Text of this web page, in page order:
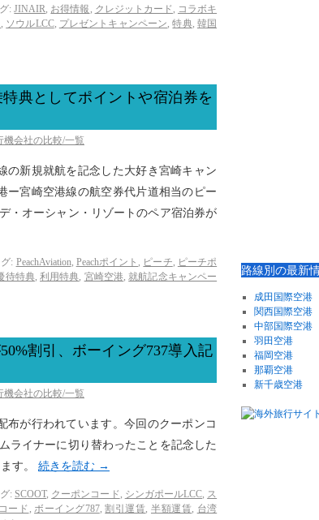
: JINAIR, お得情報 , クレジットカード, コラボキ
, ソウルLCC, プレゼントキャンペーン,特典, 韓国
典としてポイントや宿泊券を
機会社の比較/一覧
の新規就航を記念した大好き宮崎キャン
ー宮崎空港線の航空券代片道相当のピー
・オーシャン・リゾートのペア宿泊券が
: PeachAviation, Peachポイント , ピーチ, ピーチポ
待特典,利用特典, 宮崎空港,就航記念キャンペー
割引、ボーイング737導入記
機会社の比較/一覧
布が行われています。今回のクーポンコ
ライナーに切り替わったことを記念した
す。 続きを読む →
: SCOOT, クーポンコード, シンガポールLCC, ス
ード ,ボーイング787,割引運賃, 半額運賃, 台湾
路線別の最新
成田国際空港
関西国際空港
中部国際空港
羽田空港
福岡空港
那覇空港
新千歳空港